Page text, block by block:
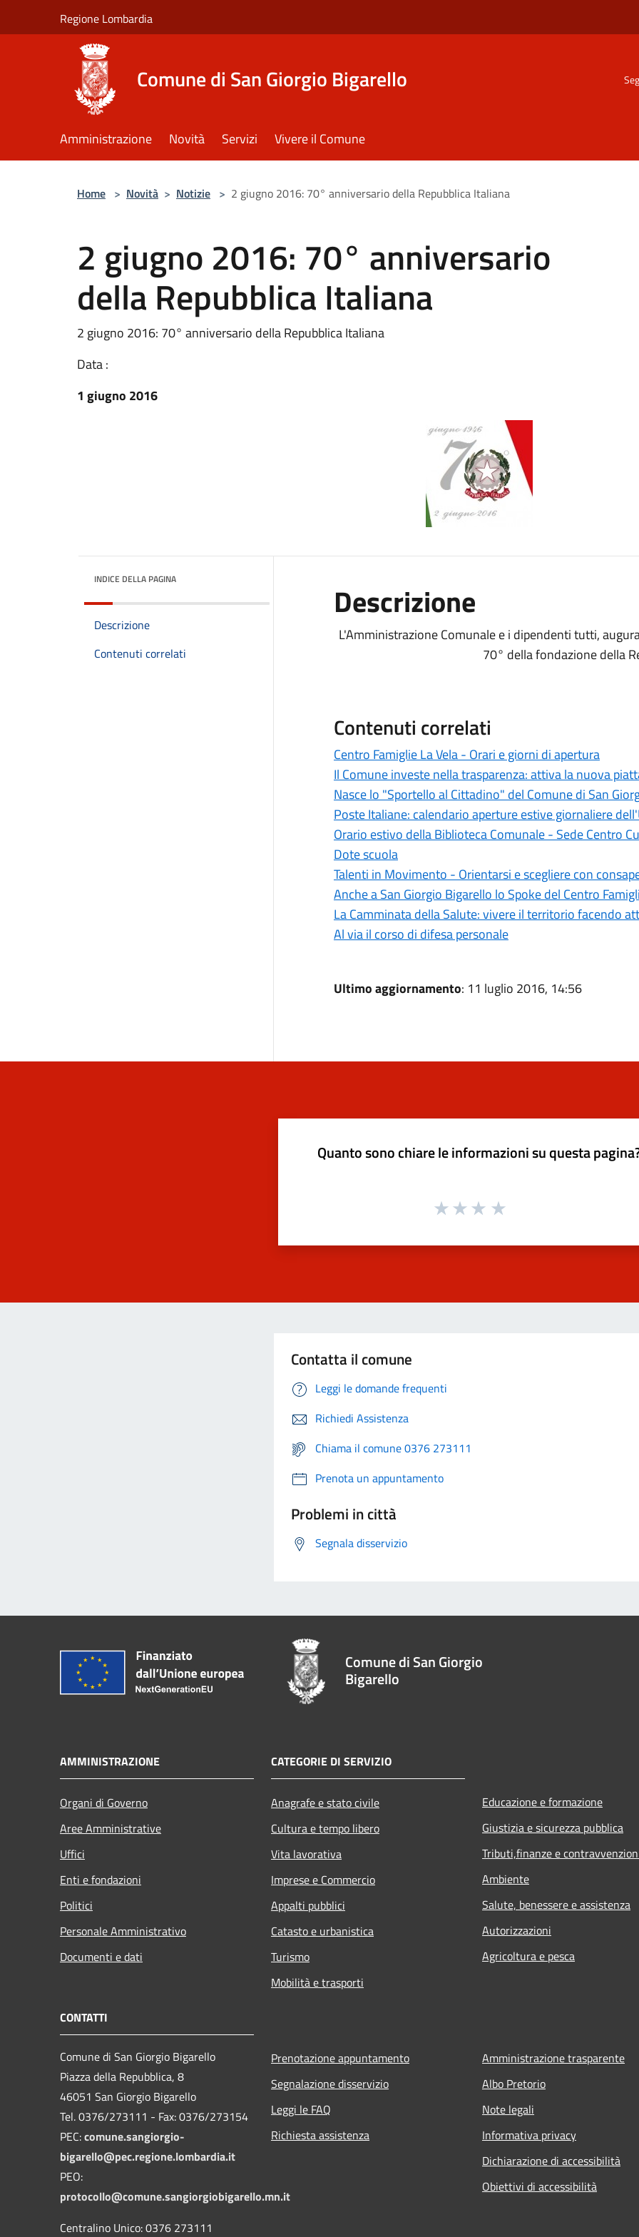
Regione Lombardia
Comune di San Giorgio Bigarello
Amministrazione Novità Servizi Vivere il Comune
Home > Novità > Notizie > 2 giugno 2016: 70° anniversario della Repubblica Italiana
2 giugno 2016: 70° anniversario
della Repubblica Italiana
2 giugno 2016: 70° anniversario della Repubblica Italiana
Data :
1 giugno 2016
INDICE DELLA PAGINA
Descrizione
Contenuti correlati
Descrizione
L'Amministrazione Comunale e i dipendenti tutti,
70° della fondazione della
Contenuti correlati
Centro Famiglie La Vela - Orari e giorni di apertura
Il Comune investe nella trasparenza: attiva la nuova
Nasce lo "Sportello al Cittadino" del Comune di San
Poste Italiane: calendario aperture estive giornaliere
Orario estivo della Biblioteca Comunale - Sede Centro
Dote scuola
Talenti in Movimento - Orientarsi e scegliere con
Anche a San Giorgio Bigarello lo Spoke del Centro
La Camminata della Salute: vivere il territorio facendo
Al via il corso di difesa personale
Ultimo aggiornamento: 11 luglio 2016, 14:56
Quanto sono chiare le informazioni su questa
Contatta il comune
Leggi le domande frequenti
Richiedi Assistenza
Chiama il comune 0376 273111
Prenota un appuntamento
Problemi in città
Segnala disservizio
Comune di San Giorgio
Bigarello
AMMINISTRAZIONE
Organi di Governo
Aree Amministrative
Uffici
Enti e fondazioni
Politici
Personale Amministrativo
Documenti e dati
CATEGORIE DI SERVIZIO
Anagrafe e stato civile
Cultura e tempo libero
Vita lavorativa
Imprese e Commercio
Appalti pubblici
Catasto e urbanistica
Turismo
Mobilità e trasporti
Educazione e formazione
Giustizia e sicurezza pubblica
Tributi,finanze e
Ambiente
Salute, benessere e assistenza
Autorizzazioni
Agricoltura e pesca
CONTATTI
Comune di San Giorgio Bigarello
Piazza della Repubblica, 8
46051 San Giorgio Bigarello
Tel. 0376/273111 - Fax: 0376/273154
PEC:comune.sangiorgio-
bigarello@pec.regione.lombardia.it
PEO:
protocollo@comune.sangiorgiobigarello.mn.it
Centralino Unico: 0376 273111
Prenotazione appuntamento
Segnalazione disservizio
Leggi le FAQ
Richiesta assistenza
Amministrazione trasparente
Albo Pretorio
Note legali
Informativa privacy
Dichiarazione di accessibilità
Obiettivi di accessibilità